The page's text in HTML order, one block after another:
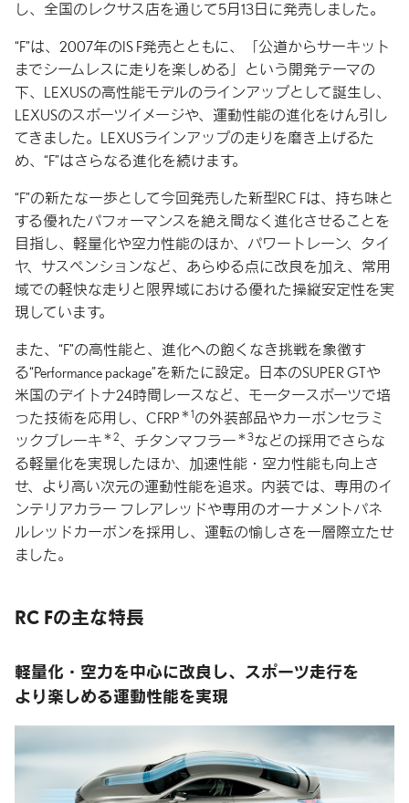
し、全国のレクサス店を通じて5月13日に発売しました。
“F”は、2007年のIS F発売とともに、「公道からサーキット
までシームレスに走りを楽しめる」という開発テーマの
下、LEXUSの高性能モデルのラインアップとして誕生し、
LEXUSのスポーツイメージや、運動性能の進化をけん引し
てきました。LEXUSラインアップの走りを磨き上げるた
め、“F”はさらなる進化を続けます。
“F”の新たな一歩として今回発売した新型RC Fは、持ち味と
する優れたパフォーマンスを絶え間なく進化させることを
目指し、軽量化や空力性能のほか、パワートレーン、タイ
ヤ、サスペンションなど、あらゆる点に改良を加え、常用
域での軽快な走りと限界域における優れた操縦安定性を実
現しています。
また、“F”の高性能と、進化への飽くなき挑戦を象徴す
る“Performance package”を新たに設定。日本のSUPER GTや
米国のデイトナ24時間レースなど、モータースポーツで培
った技術を応用し、CFRP ＊1の外装部品やカーボンセラミ
ックブレーキ ＊2、チタンマフラー ＊3などの採用でさらな
る軽量化を実現したほか、加速性能・空力性能も向上さ
せ、より高い次元の運動性能を追求。内装では、専用のイ
ンテリアカラー フレアレッドや専用のオーナメントパネ
ルレッドカーボンを採用し、運転の愉しさを一層際立たせ
ました。
RC Fの主な特長
軽量化・空力を中心に改良し、 スポーツ走行を
より楽しめる運動性能を実現